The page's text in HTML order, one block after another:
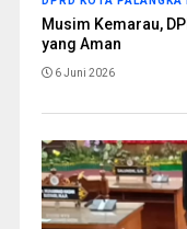
Musim Kemarau,
yang Aman
6 Juni 2026